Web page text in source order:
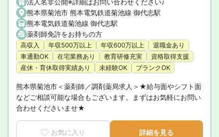
法人名非公開※詳細はお問い合わせください♪
熊本県菊池市 熊本電気鉄道菊池線 御代志駅
熊本電気鉄道菊池線 御代志駅
薬剤師免許をお持ちの方
高収入 年収500万以上 年収600万以上
退職金あり
車通勤OK
在宅業務あり 教育研修充実
資格取得支援
産休・育休取得実績あり
未経験OK ブランクOK
熊本県菊池市＜薬剤師／調剤薬局求人＞★給与面やシフト面
などご相談可能な場合もございます。まずはお気軽にお問い
合わせくださいませ★
お気に入り 詳細を見る